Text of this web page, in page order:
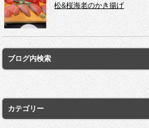
松&桜海老のかき揚げ
ブログ内検索
カテゴリー